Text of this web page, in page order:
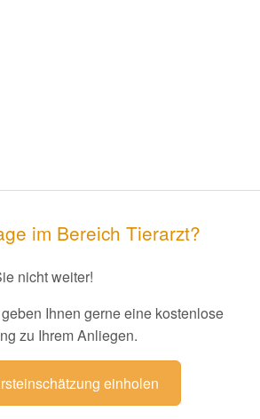
im Bereich Tierarzt?
nicht weiter!
Ihnen gerne eine kostenlose
zu Ihrem Anliegen.
einholen